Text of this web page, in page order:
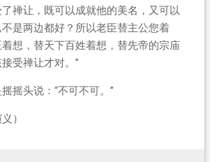
禅让，既可以成就他的美名，又可以
是两边都好？所以老臣替主公您着
想，替天下百姓着想，替先帝的宗庙
受禅让才对。”
摇头说：“不可不可。”
）